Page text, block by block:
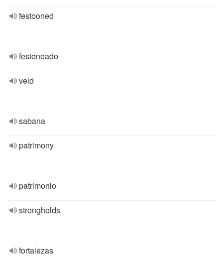
festooned
festoneado
veld
sabana
patrimony
patrimonio
strongholds
fortalezas